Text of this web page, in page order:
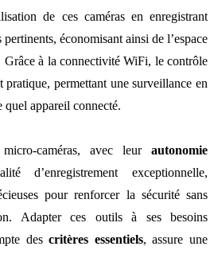
de ces caméras en enregistrant
économisant ainsi de l’espace
Grâce à la connectivité WiFi, le contrôle
pratique, permettant une surveillance en
quel appareil connecté.
caméras, avec leur autonomie
d’enregistrement exceptionnelle,
pour renforcer la sécurité sans
Adapter ces outils à ses besoins
descritères essentiels, assure une